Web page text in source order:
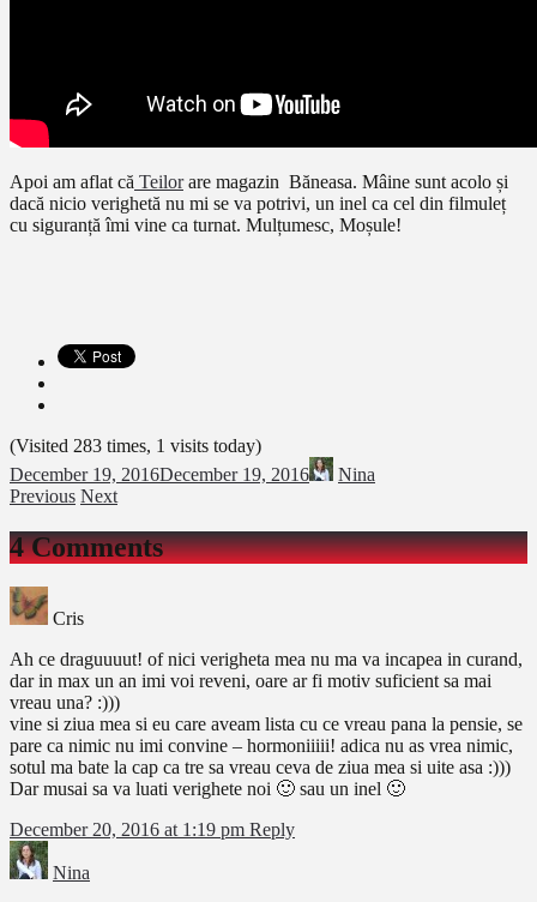
Apoi am aflat că Teilorare magazin Băneasa. Mâine sunt acolo și
dacă nicio verighetă nu mi se va potrivi, un inel ca cel din filmuleț
cu siguranță îmi vine ca turnat. Mulțumesc, Moșule!
(Visited 283 times, 1 visits today)
December 19, 2016December 19, 2016
Nina
Previous Next
4 Comments
Cris
Ah ce draguuuut! of nici verigheta mea nu ma va incapea in curand,
dar in max un an imi voi reveni, oare ar fi motiv suficient sa mai
vreau una? :)))
vine si ziua mea si eu care aveam lista cu ce vreau pana la pensie, se
pare ca nimic nu imi convine – hormoniiiii! adica nu as vrea nimic,
sotul ma bate la cap ca tre sa vreau ceva de ziua mea si uite asa :)))
Dar musai sa va luati verighete noi 🙂 sau un inel 🙂
December 20, 2016 at 1:19 pm Reply
Nina